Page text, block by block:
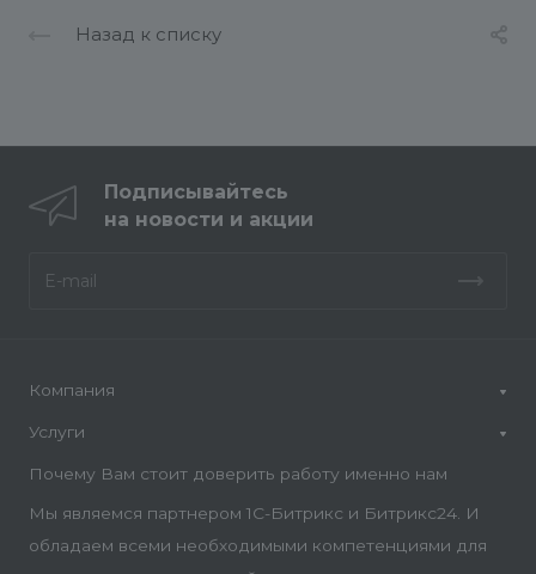
Назад к списку
Подписывайтесь
на новости и акции
Компания
Услуги
Почему Вам стоит доверить работу именно нам
Мы являемся партнером 1С-Битрикс и Битрикс24. И
обладаем всеми необходимыми компетенциями для